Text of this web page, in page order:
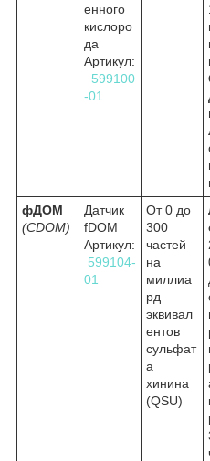
енного
кислоро
да
Артикул:
599100
-01
фДОМ
(CDOM)
Датчик
fDOM
Артикул:
599104-
01
От 0 до
300
частей
на
миллиа
рд
эквивал
ентов
сульфат
а
хинина
(QSU)